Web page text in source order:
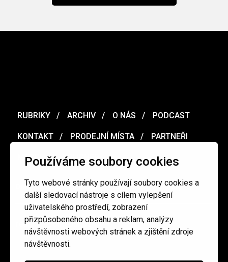
Používáme soubory cookies
Tyto webové stránky používají soubory cookies a
další sledovací nástroje s cílem vylepšení
uživatelského prostředí, zobrazení
přizpůsobeného obsahu a reklam, analýzy
návštěvnosti webových stránek a zjištění zdroje
návštěvnosti.
RUBRIKY ARCHIV O NÁS PODCAST
KONTAKT PRODEJNÍ MÍSTA PARTNEŘI
MERCH VOUCHER
Ochrana osobních údajů / Obchodní podmínky
redakce@cinepur.cz